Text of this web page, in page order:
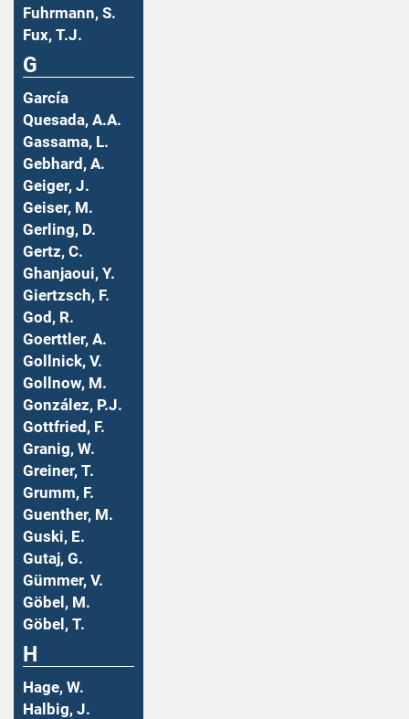
Fuhrmann, S.
Fux, T.J.
G
García
Quesada, A.A.
Gassama, L.
Gebhard, A.
Geiger, J.
Geiser, M.
Gerling, D.
Gertz, C.
Ghanjaoui, Y.
Giertzsch, F.
God, R.
Goerttler, A.
Gollnick, V.
Gollnow, M.
González, P.J.
Gottfried, F.
Granig, W.
Greiner, T.
Grumm, F.
Guenther, M.
Guski, E.
Gutaj, G.
Gümmer, V.
Göbel, M.
Göbel, T.
H
Hage, W.
Halbig, J.